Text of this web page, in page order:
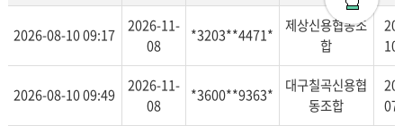
급
사
2026-08-10 09:17
2026-11-
08
*3203**4471*
제상신용협동조
합
2026-08-10 09:49
2026-11-
08
*3600**9363*
대구칠곡신용협
동조합